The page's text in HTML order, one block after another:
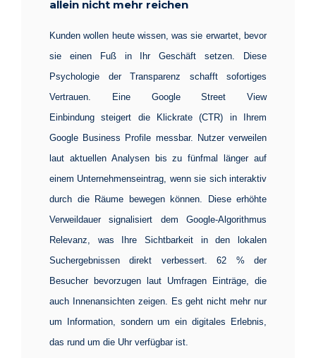
allein nicht mehr reichen
Kunden wollen heute wissen, was sie erwartet, bevor
sie einen Fuß in Ihr Geschäft setzen. Diese
Psychologie der Transparenz schafft sofortiges
Vertrauen. Eine Google Street View
Einbindung steigert die Klickrate (CTR) in Ihrem
Google Business Profile messbar. Nutzer verweilen
laut aktuellen Analysen bis zu fünfmal länger auf
einem Unternehmenseintrag, wenn sie sich interaktiv
durch die Räume bewegen können. Diese erhöhte
Verweildauer signalisiert dem Google-Algorithmus
Relevanz, was Ihre Sichtbarkeit in den lokalen
Suchergebnissen direkt verbessert. 62 % der
Besucher bevorzugen laut Umfragen Einträge, die
auch Innenansichten zeigen. Es geht nicht mehr nur
um Information, sondern um ein digitales Erlebnis,
das rund um die Uhr verfügbar ist.